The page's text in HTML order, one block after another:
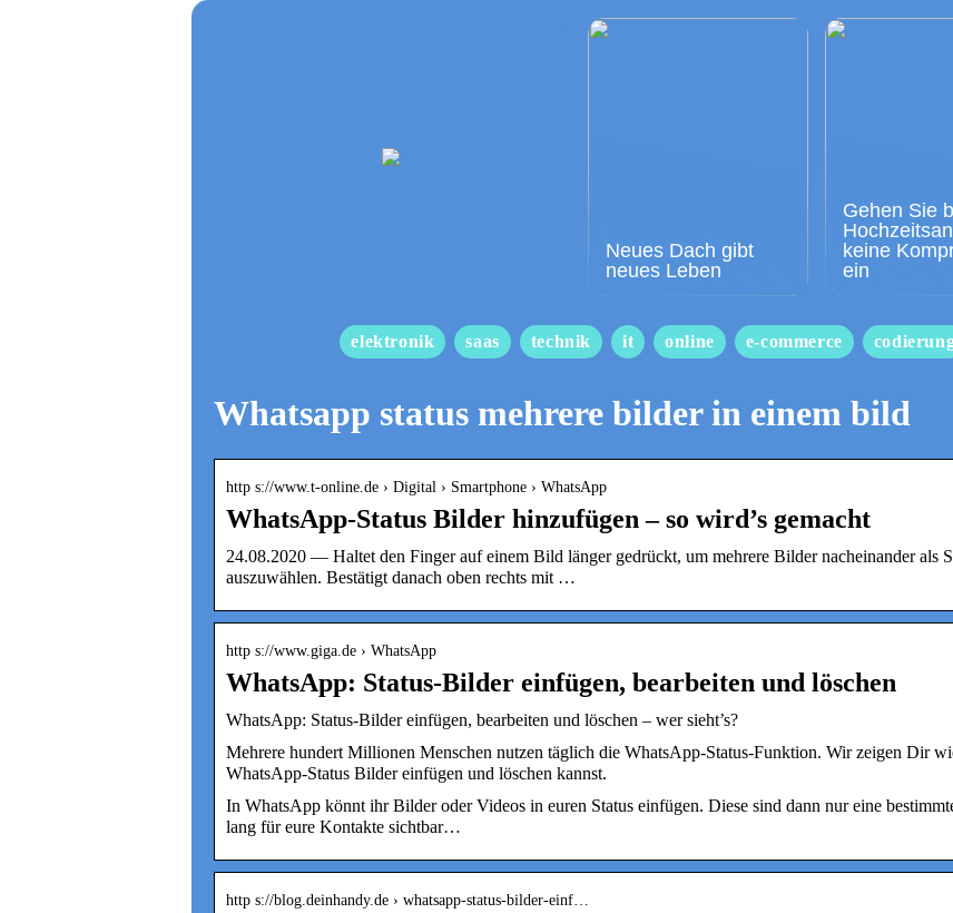
Neues Dach gibt
neues Leben
Gehen Sie
keine
ein
elektronik saas technik it online e-commerce
Whatsapp status mehrere bilder in einem bild
http s://www.t-online.de › Digital › Smartphone › WhatsApp
WhatsApp-Status Bilder hinzufügen – so wird’s gemacht
24.08.2020 — Haltet den Finger auf einem Bild länger gedrückt, um mehrere Bilder nacheinander als
auszuwählen. Bestätigt danach oben rechts mit …
http s://www.giga.de › WhatsApp
WhatsApp: Status-Bilder einfügen, bearbeiten und löschen
WhatsApp: Status-Bilder einfügen, bearbeiten und löschen – wer sieht’s?
Mehrere hundert Millionen Menschen nutzen täglich die WhatsApp-Status-Funktion. Wir zeigen Dir
WhatsApp-Status Bilder einfügen und löschen kannst.
In WhatsApp könnt ihr Bilder oder Videos in euren Status einfügen. Diese sind dann nur eine
lang für eure Kontakte sichtbar…
http s://blog.deinhandy.de › whatsapp-status-bilder-einf…